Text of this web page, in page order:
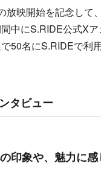
放映開始を記念して
中にS.RIDE公式X
50名にS.RIDEで利
タビュー
印象や、魅力に感